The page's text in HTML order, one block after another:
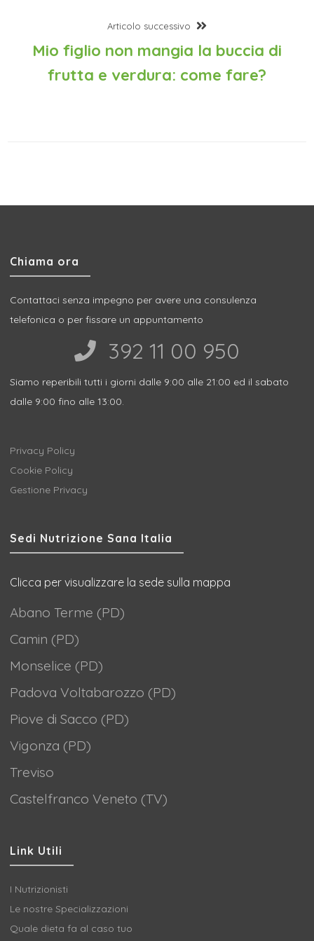
Articolo successivo
Mio figlio non mangia la buccia di
frutta e verdura: come fare?
Chiama ora
Contattaci senza impegno per avere una consulenza
telefonica o per fissare un appuntamento
392 11 00 950‬
Siamo reperibili tutti i giorni dalle 9:00 alle 21:00 ed il sabato
dalle 9:00 fino alle 13:00.
Privacy Policy
Cookie Policy
Gestione Privacy
Sedi Nutrizione Sana Italia
Clicca per visualizzare la sede sulla mappa
Abano Terme (PD)
Camin (PD)
Monselice (PD)
Padova Voltabarozzo (PD)
Piove di Sacco (PD)
Vigonza (PD)
Treviso
Castelfranco Veneto (TV)
Link Utili
I Nutrizionisti
Le nostre Specializzazioni
Quale dieta fa al caso tuo